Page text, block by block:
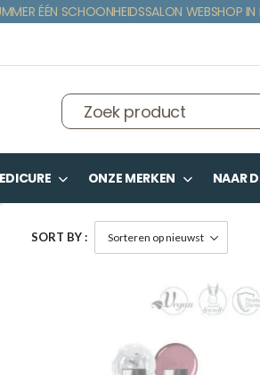
ÉÉN SCHOONHEIDSSALON WEBSHOP
ONZE MERKEN NAAR
SORT BY :